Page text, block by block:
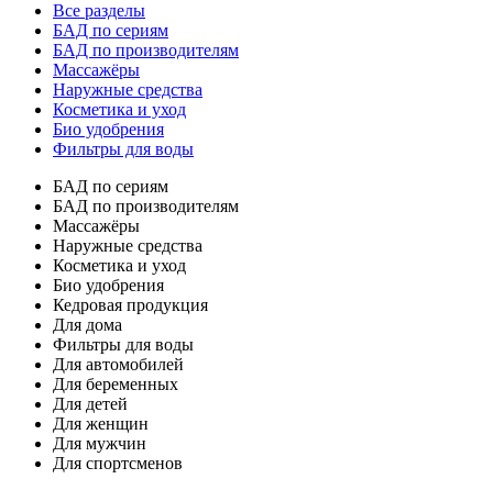
Все разделы
БАД по сериям
БАД по производителям
Массажёры
Наружные средства
Косметика и уход
Био удобрения
Фильтры для воды
БАД по сериям
БАД по производителям
Массажёры
Наружные средства
Косметика и уход
Био удобрения
Кедровая продукция
Для дома
Фильтры для воды
Для автомобилей
Для беременных
Для детей
Для женщин
Для мужчин
Для спортсменов